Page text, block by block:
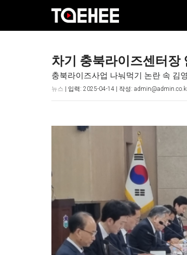
차기 충북라이즈센터장
충북라이즈사업 나눠먹기 논란 속 김
뉴스 | 입력: 2025-04-14 | 작성: